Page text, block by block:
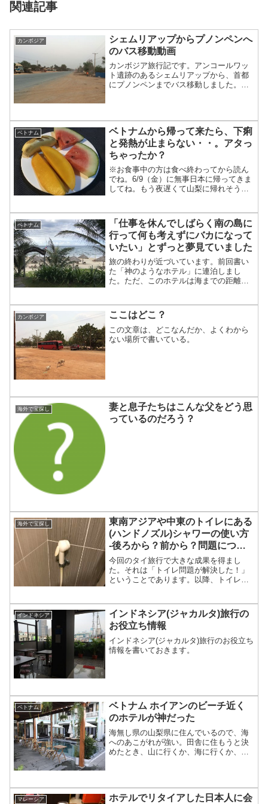
関連記事
カンボジア
シェムリアップからプノンペンへ
のバス移動動画
カンボジア旅行記です。アンコールワッ
ト遺跡のあるシェムリアップから、首都
にプノンペンまでバス移動しました。途
ださいね。(^^)）こち...
ベトナム
ベトナムから帰って来たら、下痢
と発熱が止まらない・・。アタっ
ちゃったか？
※お食事中の方は食べ終わってから読ん
でね。6/9（金）に無事日本に帰ってきま
してね。もう夜遅くて山梨に帰れそうに
ずさ」に乗って山梨に帰ればいいな、と
思って。そんで、よせ...
ベトナム
「仕事を休んでしばらく南の島に
行って何も考えずにバカになって
いたい」とずっと夢見ていました
旅の終わりが近づいています。前回書い
た「神のようなホテル」に連泊しまし
た。ただ、このホテルは海までの距離が
ベッタリ」になれないのが少し残念でし
た。海辺を歩いているときに...
カンボジア ここはどこ？
この文章は、どこなんだか、よくわから
ない場所で書いている。
海外で宝探し
妻と息子たちはこんな父をどう思
っているのだろう？
海外で宝探し
東南アジアや中東のトイレにある
(ハンドノズル)シャワーの使い方
-後ろから？前から？問題につい
て-
今回のタイ旅行で大きな成果を得まし
た。それは「トイレ問題が解決した！」
ということであります。以降、トイレの
はトイレシャワーの使い方をずーっと間
違えていた今回のタイ...
インドネシア
インドネシア(ジャカルタ)旅行の
お役立ち情報
インドネシア(ジャカルタ)旅行のお役立ち
情報を書いておきます。
ベトナム
ベトナム ホイアンのビーチ近く
のホテルが神だった
海無し県の山梨県に住んでいるので、海
へのあこがれが強い。田舎に住もうと決
めたとき、山に行くか、海に行くか、で
みたかったな）と思うことが...
マレーシア
ホテルでリタイアした日本人に会